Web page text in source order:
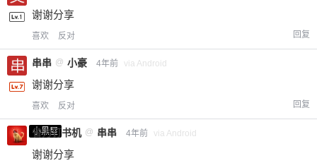
谢谢分享
喜欢 反对 回复
串串 @ 小豪 4年前 via Android
谢谢分享
喜欢 反对 回复
小黑屋
省力钉书机 @ 串串 4年前 via Android
谢谢分享